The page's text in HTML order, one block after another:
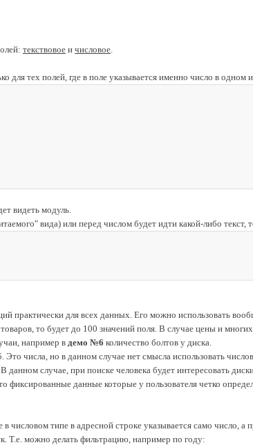
текствовое и числовое.
для тех полей, где в поле указывается именно число в
видеть модуль.
вида) или перед числом будет идти какой-либо текст,
практически для всех данных. Его можно использовать
то будет до 100 значений поля. В случае цены и
например в демо №6 количество болтов у диска.
Это числа, но в данном случае нет смысла использовать
данном случае, при поиске человека будет интересовать
фиксированные данные которые у пользователя четко
числовом типе в адресной строке указывается само число,
Т.е. можно делать фильтрацию, например по году: